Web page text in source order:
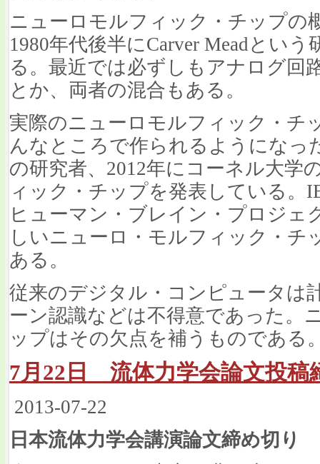
ニューロモルフィック・チップの
1980年代後半にCarver Meadとい
る。最近では必ずしもアナログ回
とか、両者の混合もある。
実際のニューロモルフィック・チ
んなところで作られるようになっ
の研究者、2012年にコーネル大学
ィック・チップを発表している。
ヒューマン・ブレイン・プロジェ
しいニューロ・モルフィック・チ
ある。
従来のデジタル・コンピュータは
ーン認識などは不得意であった。
ップはその欠点を補うものである
7月22日 流体力学会論文投稿
2013-07-22
日本流体力学会講演論文締め切り